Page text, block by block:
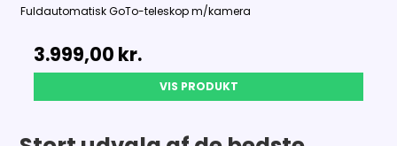
Fuldautomatisk GoTo-teleskop m/kamera
3.999,00 kr.
VIS PRODUKT